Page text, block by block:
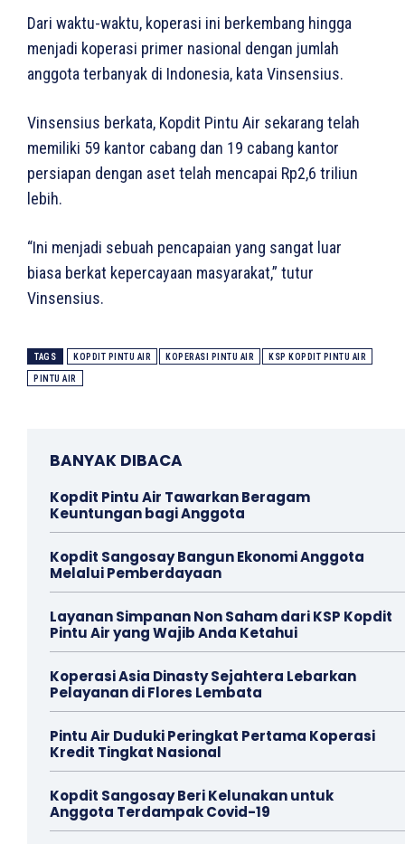
Dari waktu-waktu, koperasi ini berkembang hingga
menjadi koperasi primer nasional dengan jumlah
anggota terbanyak di Indonesia, kata Vinsensius.
Vinsensius berkata, Kopdit Pintu Air sekarang telah
memiliki 59 kantor cabang dan 19 cabang kantor
persiapan dengan aset telah mencapai Rp2,6 triliun
lebih.
“Ini menjadi sebuah pencapaian yang sangat luar
biasa berkat kepercayaan masyarakat,” tutur
Vinsensius.
TAGS KOPDIT PINTU AIR KOPERASI PINTU AIR KSP KOPDIT PINTU AIR
PINTU AIR
BANYAK DIBACA
Kopdit Pintu Air Tawarkan Beragam
Keuntungan bagi Anggota
Kopdit Sangosay Bangun Ekonomi Anggota
Melalui Pemberdayaan
Layanan Simpanan Non Saham dari KSP Kopdit
Pintu Air yang Wajib Anda Ketahui
Koperasi Asia Dinasty Sejahtera Lebarkan
Pelayanan di Flores Lembata
Pintu Air Duduki Peringkat Pertama Koperasi
Kredit Tingkat Nasional
Kopdit Sangosay Beri Kelunakan untuk
Anggota Terdampak Covid-19